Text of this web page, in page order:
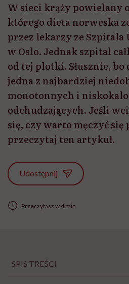
W sieci krąży powielany
którego dieta norweska
przez lekarzy ze
w Oslo. Jednak szpital
od tej plotki. Słusznie,
jedna z najbardziej
monotonnych i
odchudzających. Jeśli
się, czy warto męczyć
przeczytaj ten artykuł.
Udostępnij
Przeczytasz w 4 min
SPIS TREŚCI